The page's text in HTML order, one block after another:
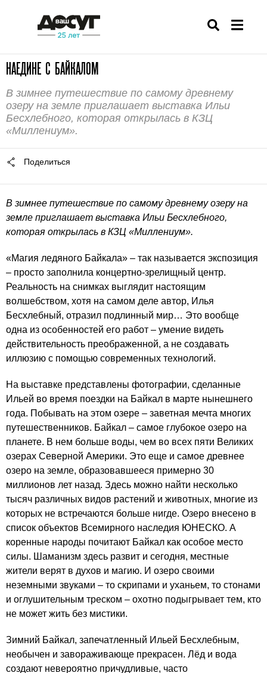
НАЕДИНЕ С БАЙКАЛОМ
В зимнее путешествие по самому древнему
озеру на земле приглашает выставка Ильи
Бесхлебного, которая открылась в КЗЦ
«Миллениум».
Поделиться
В зимнее путешествие по самому древнему озеру на
земле приглашает выставка Ильи Бесхлебного,
которая открылась в КЗЦ «Миллениум».
«Магия ледяного Байкала» – так называется экспозиция
– просто заполнила концертно-зрелищный центр.
Реальность на снимках выглядит настоящим
волшебством, хотя на самом деле автор, Илья
Бесхлебный, отразил подлинный мир… Это вообще
одна из особенностей его работ – умение видеть
действительность преображенной, а не создавать
иллюзию с помощью современных технологий.
На выставке представлены фотографии, сделанные
Ильей во время поездки на Байкал в марте нынешнего
года. Побывать на этом озере – заветная мечта многих
путешественников. Байкал – самое глубокое озеро на
планете. В нем больше воды, чем во всех пяти Великих
озерах Северной Америки. Это еще и самое древнее
озеро на земле, образовавшееся примерно 30
миллионов лет назад. Здесь можно найти несколько
тысяч различных видов растений и животных, многие из
которых не встречаются больше нигде. Озеро внесено в
список объектов Всемирного наследия ЮНЕСКО. А
коренные народы почитают Байкал как особое место
силы. Шаманизм здесь развит и сегодня, местные
жители верят в духов и магию. И озеро своими
неземными звуками – то скрипами и уханьем, то стонами
и оглушительным треском – охотно подыгрывает тем, кто
не может жить без мистики.
Зимний Байкал, запечатленный Ильей Бесхлебным,
необычен и завораживающе прекрасен. Лёд и вода
создают невероятно причудливые, часто